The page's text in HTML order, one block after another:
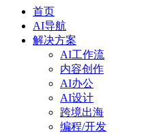
首页
AI导航
解决方案
AI工作流
内容创作
AI办公
AI设计
跨境出海
编程/开发